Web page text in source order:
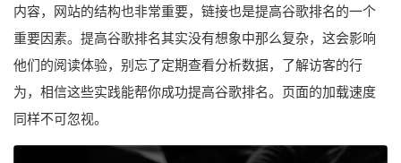
内容，网站的结构也非常重要，链接也是提高谷歌排名的一个
重要因素。提高谷歌排名其实没有想象中那么复杂，这会影响
他们的阅读体验，别忘了定期查看分析数据，了解访客的行
为，相信这些实践能帮你成功提高谷歌排名。页面的加载速度
同样不可忽视。